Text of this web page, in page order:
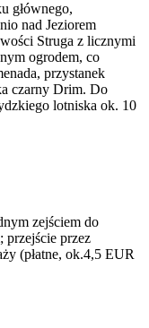
głównego,
nad Jeziorem
Struga z licznymi
ogrodem, co
przystanek
czarny Drim. Do
lotniska ok. 10
zejściem do
przejście przez
(płatne, ok.4,5 EUR